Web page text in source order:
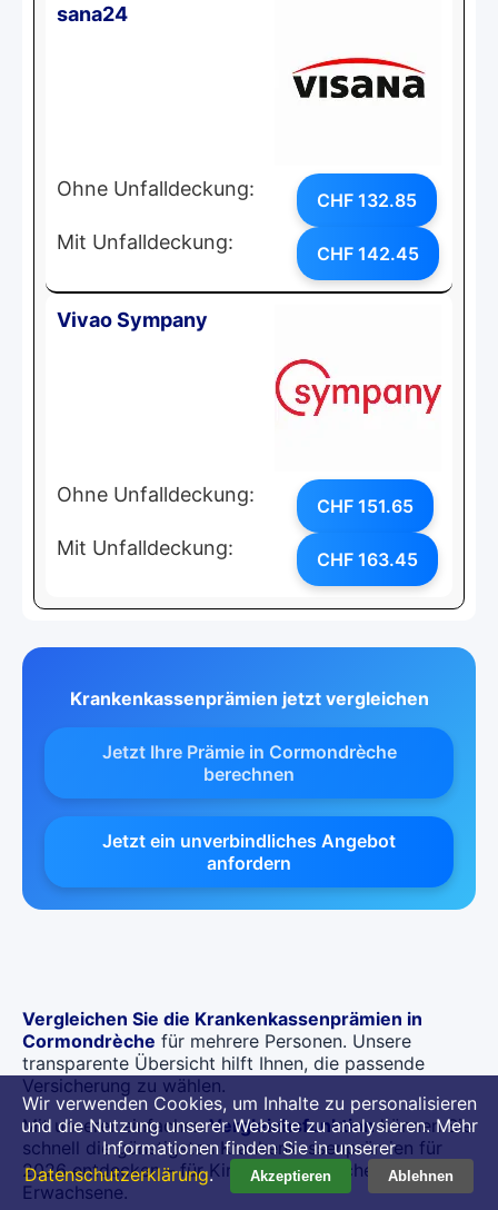
sana24
Ohne Unfalldeckung: CHF 132.85
Mit Unfalldeckung: CHF 142.45
Vivao Sympany
Ohne Unfalldeckung: CHF 151.65
Mit Unfalldeckung: CHF 163.45
Krankenkassenprämien jetzt vergleichen
Jetzt Ihre Prämie in Cormondrèche
berechnen
Jetzt ein unverbindliches Angebot
anfordern
Vergleichen Sie die Krankenkassenprämien in
Cormondrèche für mehrere Personen. Unsere
transparente Übersicht hilft Ihnen, die passende
Versicherung zu wählen.
Mit unserer einfachenVergleichsfunktionkönnen Sie
schnell die günstigsten Krankenkassenprämien für
2026 entdecken – für Kinder, Jugendliche und
Erwachsene.
Wir verwenden Cookies, um Inhalte zu personalisieren
und die Nutzung unserer Website zu analysieren. Mehr
Informationen finden Sie in unserer
Datenschutzerklärung. Akzeptieren Ablehnen